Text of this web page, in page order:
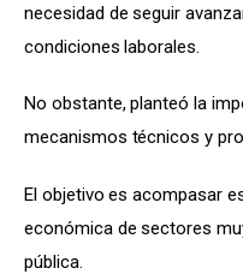
necesidad de seguir
condiciones laborales.
No obstante, planteó la
mecanismos técnicos y
El objetivo es acompasar
económica de sectores
pública.